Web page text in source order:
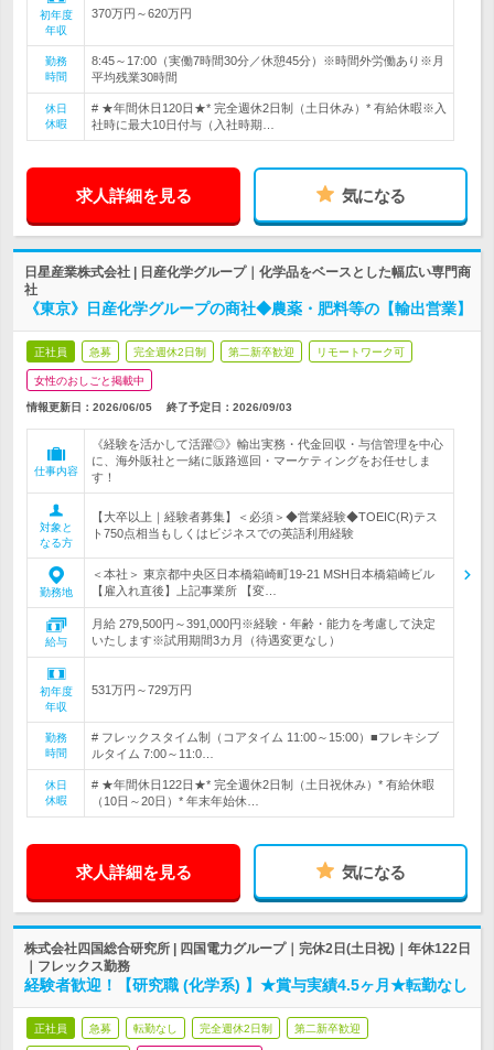
初年度
年収
370万円～620万円
勤務
時間
8:45～17:00（実働7時間30分／休憩45分）※時間外労働あり※月
平均残業30時間
休日
休暇
# ★年間休日120日★* 完全週休2日制（土日休み）* 有給休暇※入
社時に最大10日付与（入社時期…
求人詳細を見る 気になる
日星産業株式会社 | 日産化学グループ｜化学品をベースとした幅広い専門商
社
《東京》日産化学グループの商社◆農薬・肥料等の【輸出営業】
正社員 急募 完全週休2日制 第二新卒歓迎 リモートワーク可
女性のおしごと掲載中
情報更新日：2026/06/05 終了予定日： 2026/09/03
仕事内容
《経験を活かして活躍◎》輸出実務・代金回収・与信管理を中心
に、海外販社と一緒に販路巡回・マーケティングをお任せしま
す！
対象と
なる方
【大卒以上｜経験者募集】＜必須＞◆営業経験◆TOEIC(R)テス
ト750点相当もしくはビジネスでの英語利用経験
勤務地
＜本社＞ 東京都中央区日本橋箱崎町19-21 MSH日本橋箱崎ビル
【雇入れ直後】上記事業所 【変…
給与
月給 279,500円～391,000円※経験・年齢・能力を考慮して決定
いたします※試用期間3カ月（待遇変更なし）
初年度
年収
531万円～729万円
勤務
時間
# フレックスタイム制（コアタイム 11:00～15:00）■フレキシブ
ルタイム 7:00～11:0…
休日
休暇
# ★年間休日122日★* 完全週休2日制（土日祝休み）* 有給休暇
（10日～20日）* 年末年始休…
求人詳細を見る 気になる
株式会社四国総合研究所 | 四国電力グループ｜完休2日(土日祝)｜年休122日
｜フレックス勤務
経験者歓迎！【研究職 (化学系) 】★賞与実績4.5ヶ月★転勤なし
正社員 急募 転勤なし 完全週休2日制 第二新卒歓迎